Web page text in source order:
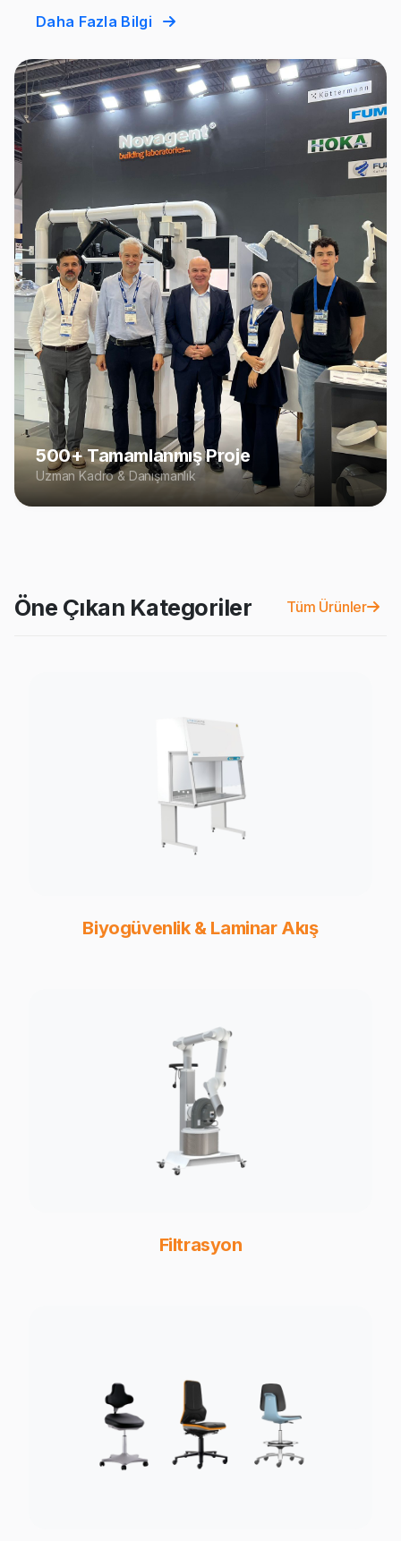
Daha Fazla Bilgi
500+ Tamamlanmış Proje
Uzman Kadro & Danışmanlık
Öne Çıkan Kategoriler Tüm Ürünler
Biyogüvenlik & Laminar Akış
Filtrasyon